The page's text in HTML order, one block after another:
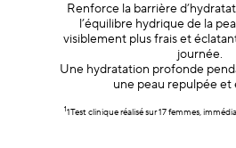
Renforce la barrière
l’équilibre hydrique de la
visiblement plus frais et
journée.
Une hydratation profonde
une peau repulpée et
11Test clinique réalisé sur 17 femmes,